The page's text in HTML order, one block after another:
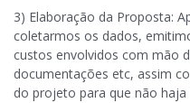
3) Elaboração da Proposta:
coletarmos os dados,
custos envolvidos com mão
documentações etc, assim
do projeto para que não